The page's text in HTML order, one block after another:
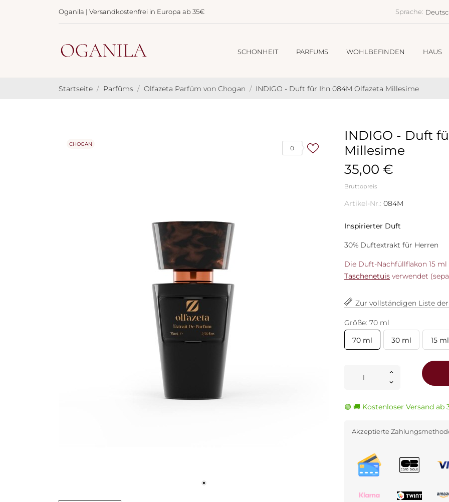
Oganila | Versandkostenfrei in Europa ab 35€ Sprache:
SCHONHEIT PARFUMS WOHLBEFINDEN HAUS
Startseite Parfüms Olfazeta Parfüm von Chogan INDIGO - Duft für Ihn 084M Olfazeta Millesime
0
CHOGAN
INDIGO - Duft
Millesime
35,00 €
Bruttopreis
Artikel-Nr.: 084M
Inspirierter Duft
30% Duftextrakt für Herren
Die Duft-Nachfüllflakon 15
Taschenetuis verwendet
Zur vollständigen Liste
Größe: 70 ml
70 ml
30 ml 15 ml
🟢 🚚 Kostenloser Versand ab
Akzeptierte